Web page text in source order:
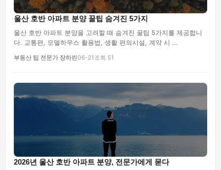
울산 호반 아파트 분양 꿀팁 숨겨진 5가지
울산 호반 아파트 분양을 고려할 때 숨겨진 꿀팁 5가지를 제공합니
다. 교통편, 모델하우스 활용법, 생활 편의시설, 계약 시 ...
부동산 팁 전문가 장하린06-21 조회 51
2026년 울산 호반 아파트 분양, 전문가에게 묻다